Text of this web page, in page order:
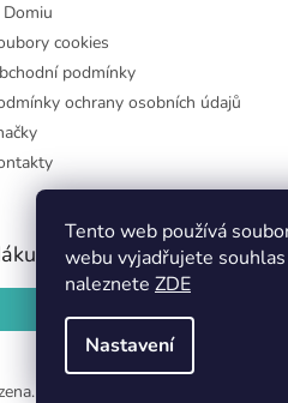
Tento web používá
webu vyjadřujete
naleznete ZDE
Nastavení
Domiu
cookies
podmínky
ochrany osobních údajů
košík